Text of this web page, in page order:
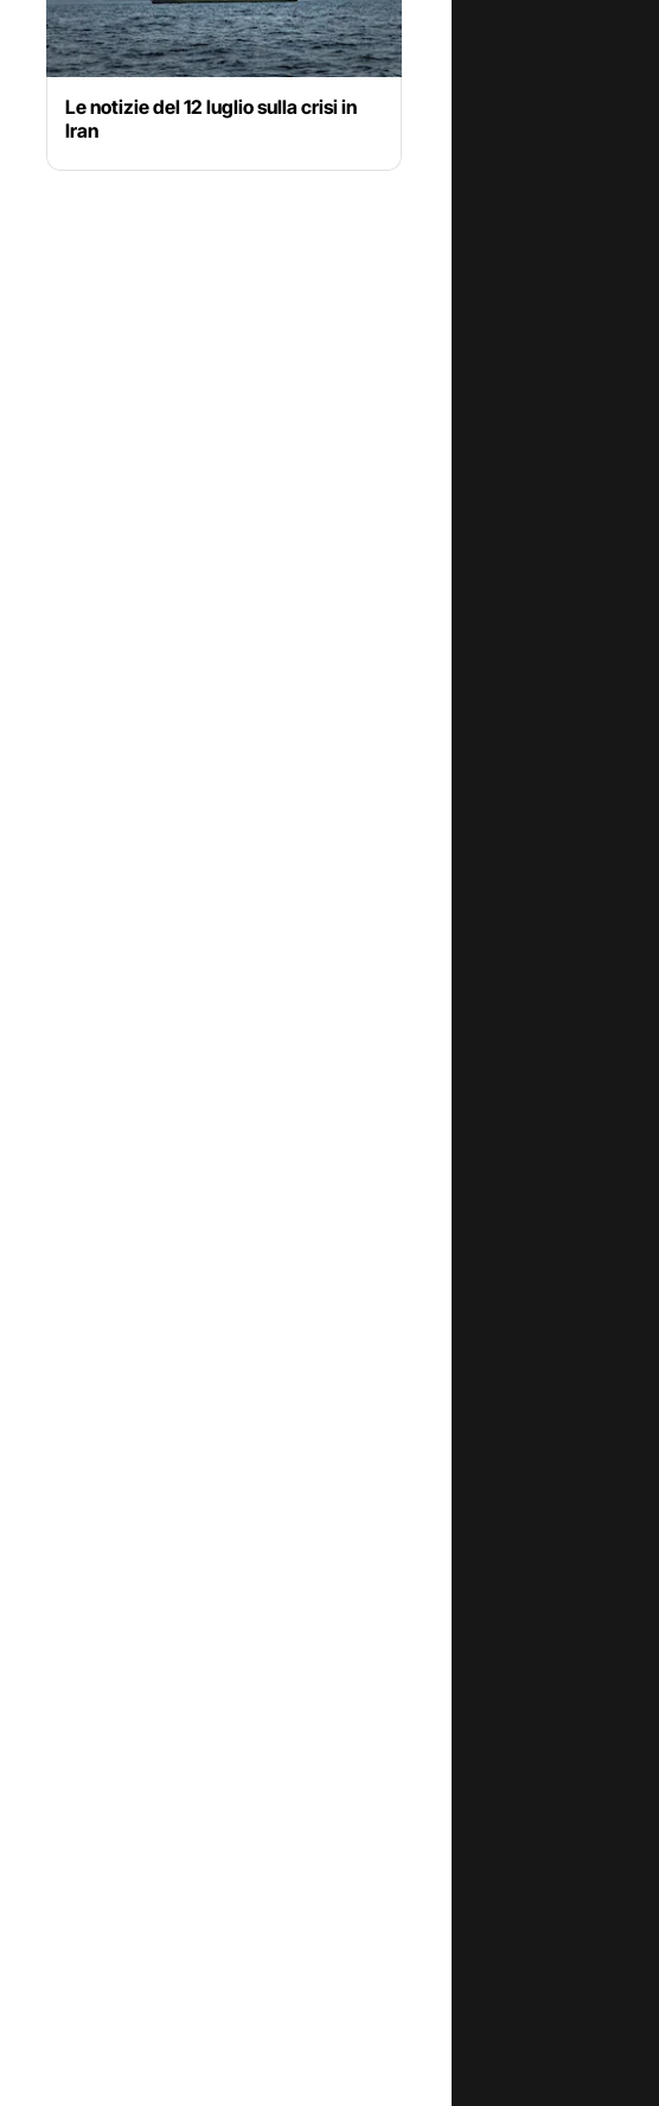
Le notizie del 12 luglio sulla crisi in
Iran